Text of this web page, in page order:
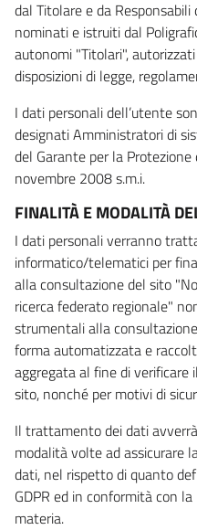
dal Titolare e da
nominati e istruiti dal
autonomi "Titolari",
disposizioni di legge,
I dati personali dell’utente
designati Amministratori di
del Garante per la
novembre 2008 s.m.i.
FINALITÀ E MODALITÀ
I dati personali verranno
informatico/telematici per
alla consultazione del sito
ricerca federato regionale"
strumentali alla
forma automatizzata e
aggregata al fine di
sito, nonché per motivi di
Il trattamento dei dati
modalità volte ad assicurare
dati, nel rispetto di quanto
GDPR ed in conformità con
materia.